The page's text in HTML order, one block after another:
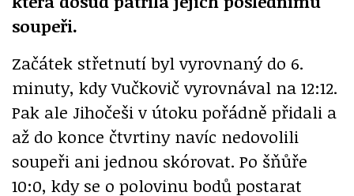
soupeři.
Začátek střetnutí byl vyrovnaný do 6.
minuty, kdy Vučkovič vyrovnával na 12:12.
Pak ale Jihočeši v útoku pořádně přidali a
až do konce čtvrtiny navíc nedovolili
soupeři ani jednou skórovat. Po šňůře
10:0, kdy se o polovinu bodů postarat